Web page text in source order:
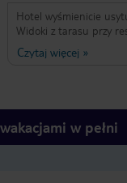
Hotel wyśmienicie
Widoki z tarasu przy
WOW! Absolutnie
pieniędzy. Nic więcej do
cudów ale bardzo
Jedynie pokoje
Czytaj więcej »
w pełni